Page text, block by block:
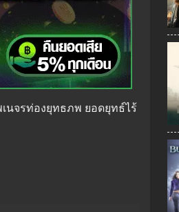
เนจรท่องยุทธภพ ยอดยุทธ์ไร้